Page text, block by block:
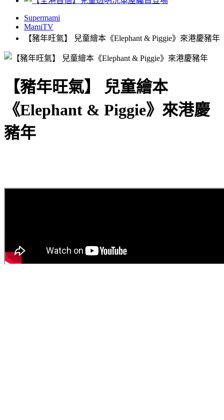
Supermami
MamiTV
【豬年旺氣】 兒童繪本《Elephant & Piggie》來港慶豬年
【豬年旺氣】 兒童繪本
《Elephant & Piggie》來港慶
豬年